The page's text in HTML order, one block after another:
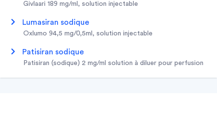
givlaari 189 mg/ml, solution injectable
lumasiran sodique
oxlumo 94,5 mg/0,5ml, solution injectable
patisiran sodique
patisiran (sodique) 2 mg/ml solution à diluer pour perfusion